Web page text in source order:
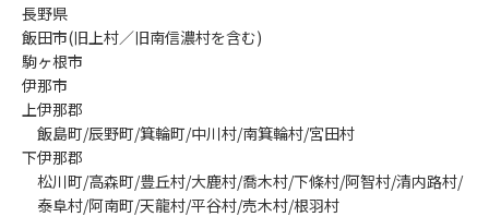
長野県
飯田市(旧上村／旧南信濃村を含む)
駒ヶ根市
伊那市
上伊那郡
飯島町/辰野町/箕輪町/中川村/南箕輪村/宮田村
下伊那郡
松川町/高森町/豊丘村/大鹿村/喬木村/下條村/阿智村/清内路村/
泰阜村/阿南町/天龍村/平谷村/売木村/根羽村